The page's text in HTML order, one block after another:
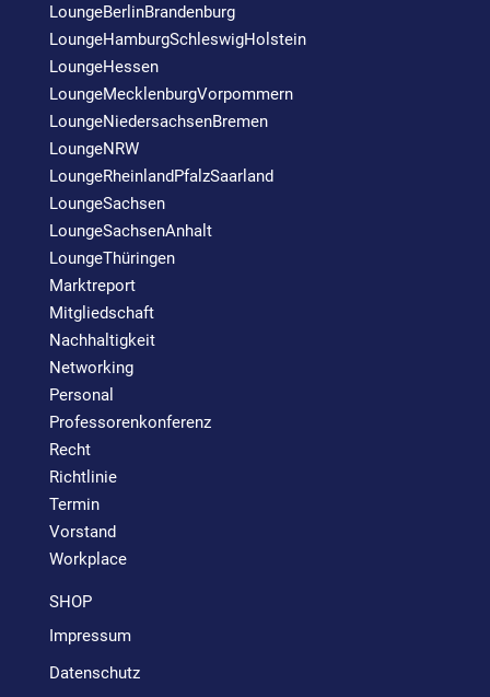
LoungeBerlinBrandenburg
LoungeHamburgSchleswigHolstein
LoungeHessen
LoungeMecklenburgVorpommern
LoungeNiedersachsenBremen
LoungeNRW
LoungeRheinlandPfalzSaarland
LoungeSachsen
LoungeSachsenAnhalt
LoungeThüringen
Marktreport
Mitgliedschaft
Nachhaltigkeit
Networking
Personal
Professorenkonferenz
Recht
Richtlinie
Termin
Vorstand
Workplace
SHOP
Impressum
Datenschutz